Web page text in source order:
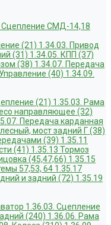
Сцепление СМД-14,18
(21) 1.34.03. Привод
(31) 1.34.05. КПП (37)
(38) 1.34.07. Передача
(40) 1.34.09.
(21) 1.35.03. Рама
направляющее (32)
Передача карданная
мост задний Г (38)
(39) 1.35.11
(41) 1.35.13 Тормоз
(45,47,66) 1.35.15
57,53, 64 1.35.17
и задний (72) 1.35.19
1.36.03. Сцепление
(240) 1.36.06. Рама